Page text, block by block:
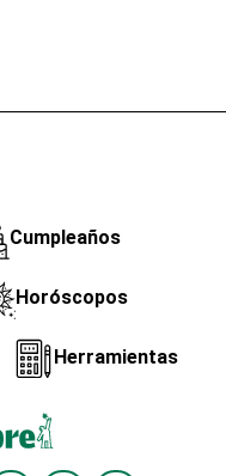
Cumpleaños
Horóscopos
Herramientas